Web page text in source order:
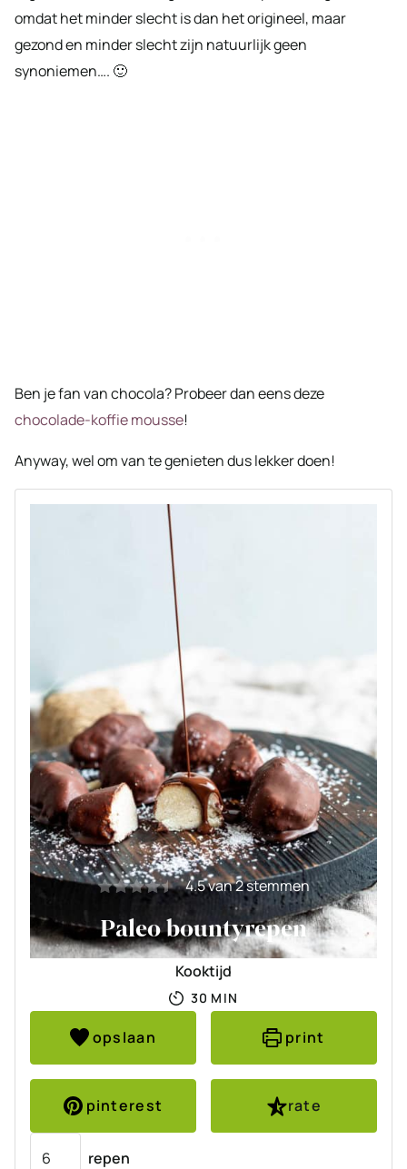
omdat het minder slecht is dan het origineel, maar
gezond en minder slecht zijn natuurlijk geen
synoniemen…. 🙂
Ben je fan van chocola? Probeer dan eens deze
chocolade-koffie mousse!
Anyway, wel om van te genieten dus lekker doen!
4.5van2stemmen
Paleo bountyrepen
Kooktijd
30 MINUTEN
MIN
opslaan print
pinterest
rate
repen